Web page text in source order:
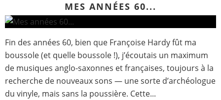
MES ANNÉES 60...
Fin des années 60, bien que Françoise Hardy fût ma
boussole (et quelle boussole !), j’écoutais un maximum
de musiques anglo-saxonnes et françaises, toujours à la
recherche de nouveaux sons — une sorte d’archéologue
du vinyle, mais sans la poussière. Cette...